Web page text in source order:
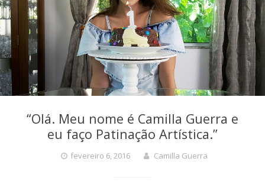
“Olá. Meu nome é Camilla Guerra e
eu faço Patinação Artística.”
fevereiro 6, 2016 Camilla Guerra